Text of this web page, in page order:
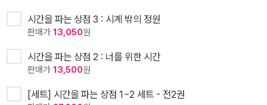
시간을 파는 상점 3 : 시계 밖의 정원
판매가 13,050원
시간을 파는 상점 2 : 너를 위한 시간
판매가 13,500원
[세트] 시간을 파는 상점 1~2 세트 - 전2권